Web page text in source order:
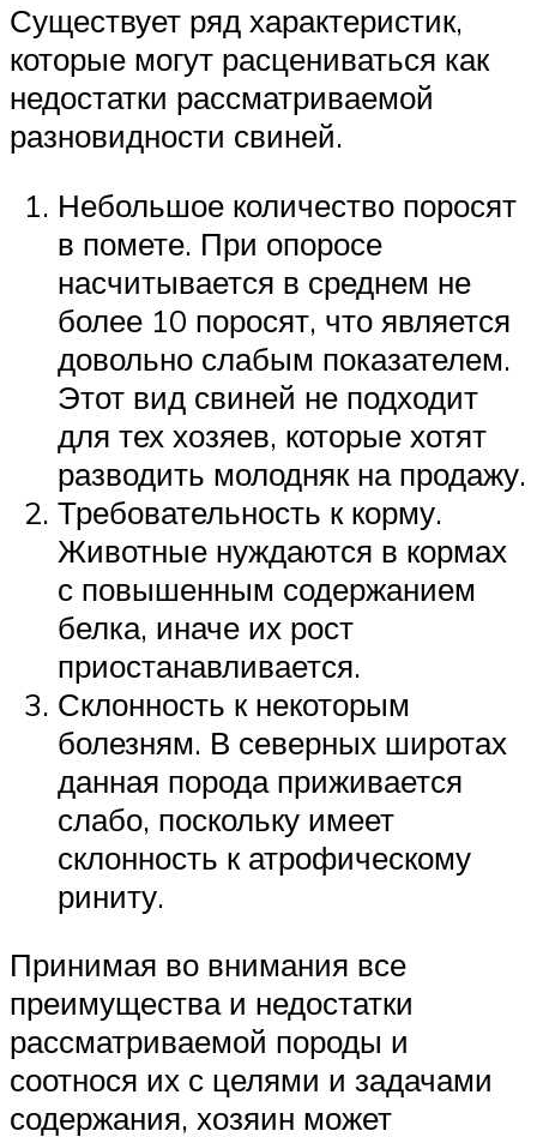
Существует ряд характеристик,
которые могут расцениваться как
недостатки рассматриваемой
разновидности свиней.
Небольшое количество поросят
в помете. При опоросе
насчитывается в среднем не
более 10 поросят, что является
довольно слабым показателем.
Этот вид свиней не подходит
для тех хозяев, которые хотят
разводить молодняк на продажу.
Требовательность к корму.
Животные нуждаются в кормах
с повышенным содержанием
белка, иначе их рост
приостанавливается.
Склонность к некоторым
болезням. В северных широтах
данная порода приживается
слабо, поскольку имеет
склонность к атрофическому
риниту.
Принимая во внимания все
преимущества и недостатки
рассматриваемой породы и
соотнося их с целями и задачами
содержания, хозяин может